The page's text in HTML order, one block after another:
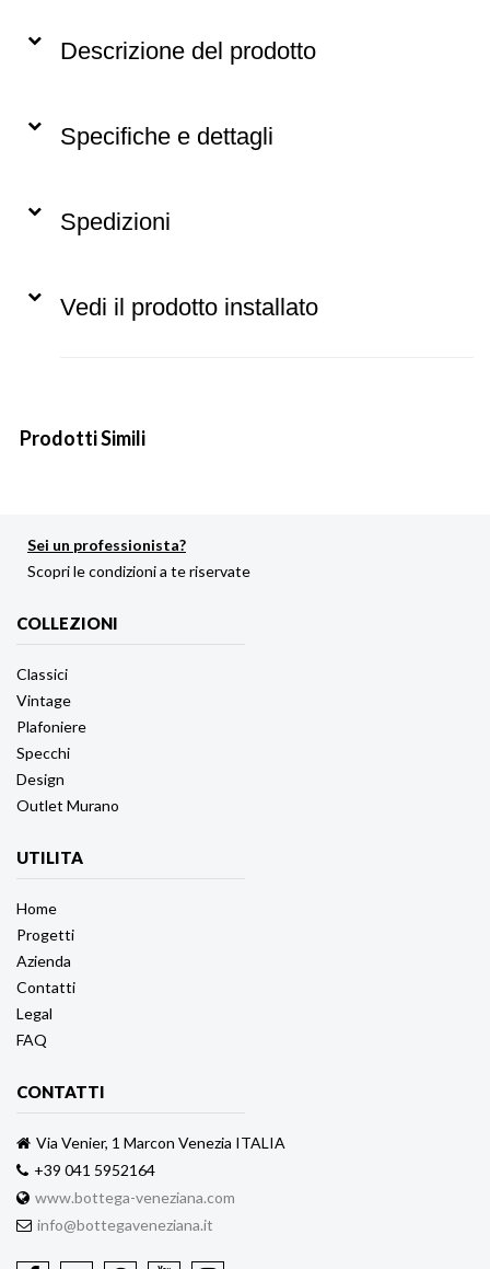
Descrizione del prodotto
Specifiche e dettagli
Spedizioni
Vedi il prodotto installato
Prodotti Simili
Sei un professionista?
Scopri le condizioni a te riservate
COLLEZIONI
Classici
Vintage
Plafoniere
Specchi
Design
Outlet Murano
UTILITA
Home
Progetti
Azienda
Contatti
Legal
FAQ
CONTATTI
Via Venier, 1 Marcon Venezia ITALIA
+39 041 5952164
www.bottega-veneziana.com
info@bottegaveneziana.it